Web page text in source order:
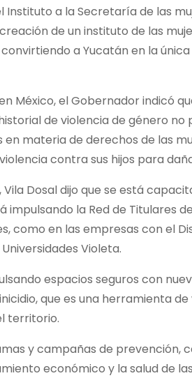
a la Secretaría de las
de un instituto de las
a Yucatán en la
México, el Gobernador indicó
de violencia de género no
materia de derechos de las
contra sus hijos para
Dosal dijo que se está
la Red de Titulares
como en las empresas con el
Violeta.
espacios seguros con
que es una herramienta
territorio.
y campañas de prevención,
económico y la salud de